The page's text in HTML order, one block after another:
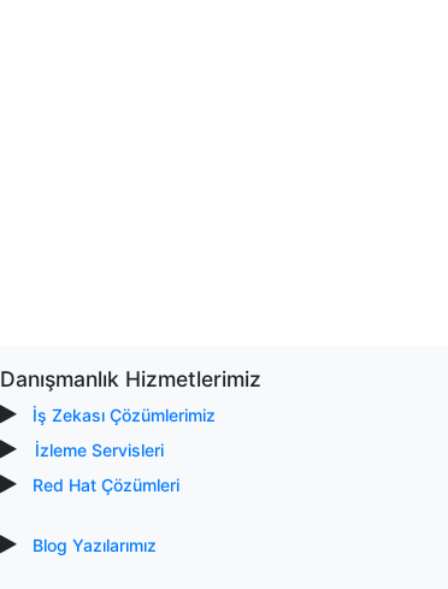
Danışmanlık Hizmetlerimiz
İş Zekası Çözümlerimiz
İzleme Servisleri
Red Hat Çözümleri
Blog Yazılarımız